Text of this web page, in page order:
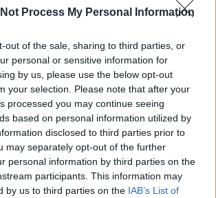
Not Process My Personal Information
out of the sale, sharing to third parties, or
personal or sensitive information for
by us, please use the below opt-out
your selection. Please note that after your
processed you may continue seeing
based on personal information utilized by
disclosed to third parties prior to
may separately opt-out of the further
personal information by third parties on the
participants. This information may
by us to third parties on the IAB’s List of
IT rendezvényén.
megjelent közlemény szerint a 24
cipőket, hosztesz- és szexuális
az interneten. Volt, hogy bizonyos
a netről töltötte le, máskor a sajátjait
hirdette meg úgy, hogy azokat nem
és a szolgáltatások árát előre
fizetők...